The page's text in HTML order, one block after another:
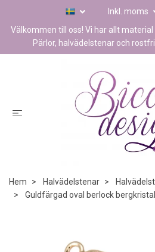
Inkl. moms
Välkommen till oss! Vi har allt
Pärlor, halvädelstenar och
Hem Halvädelstenar
Guldfärgad oval berlock